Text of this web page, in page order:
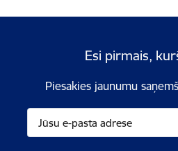
Esi pirmais,
Piesakies jaunumu